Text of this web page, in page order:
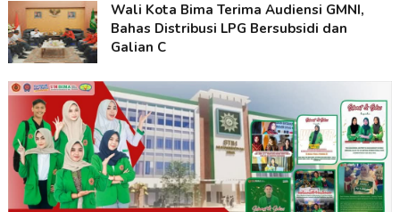
Wali Kota Bima Terima Audiensi GMNI,
Bahas Distribusi LPG Bersubsidi dan
Galian C